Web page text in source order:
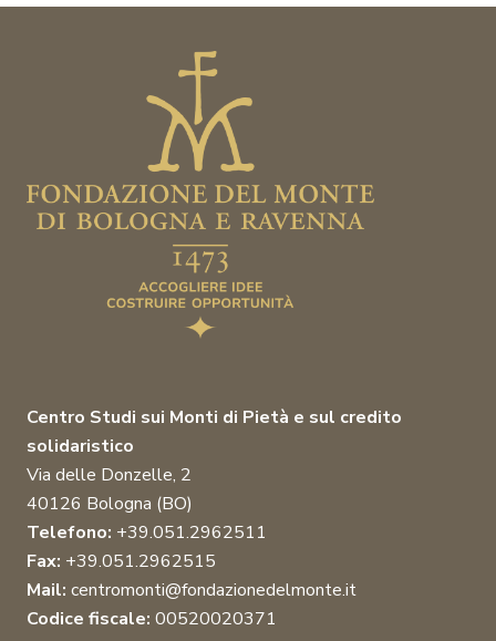
Centro Studi sui Monti di Pietà e sul credito
solidaristico
Via delle Donzelle, 2
40126 Bologna (BO)
Telefono: +39.051.2962511
Fax: +39.051.2962515
Mail: centromonti@fondazionedelmonte.it
Codice fiscale: 00520020371